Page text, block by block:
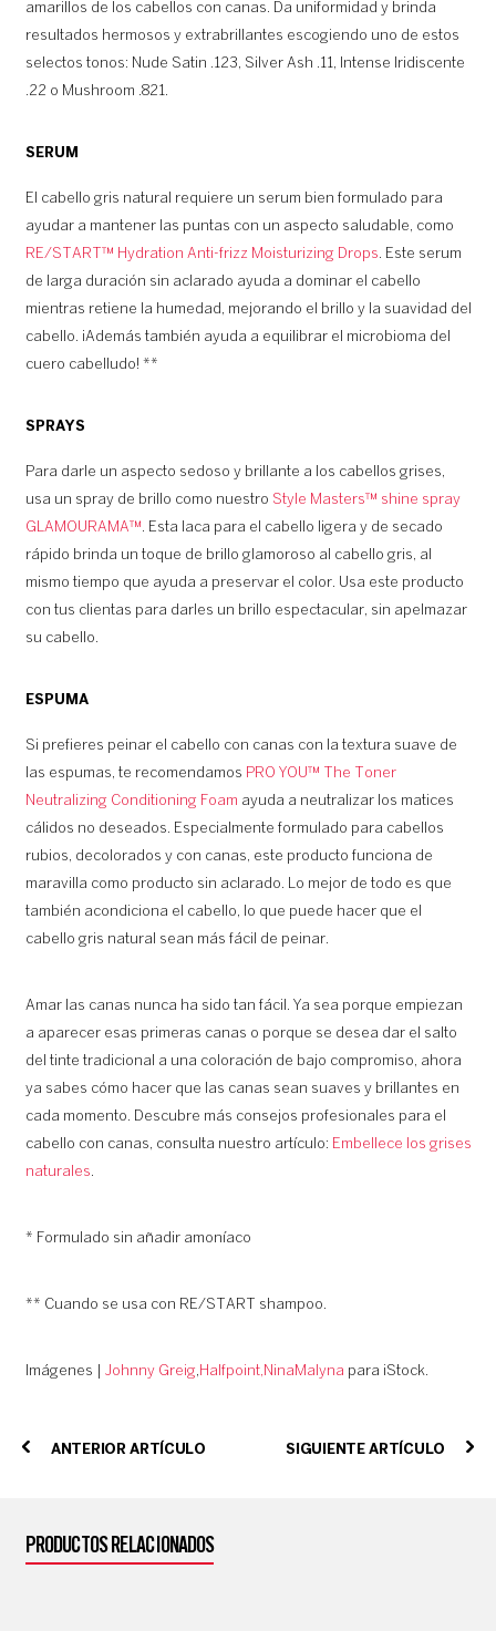
amarillos de los cabellos con canas. Da uniformidad y brinda
resultados hermosos y extrabrillantes escogiendo uno de estos
selectos tonos: Nude Satin .123, Silver Ash .11, Intense Iridiscente
.22 o Mushroom .821.
SERUM
El cabello gris natural requiere un serum bien formulado para
ayudar a mantener las puntas con un aspecto saludable, como
RE/START™ Hydration Anti-frizz Moisturizing Drops. Este serum
de larga duración sin aclarado ayuda a dominar el cabello
mientras retiene la humedad, mejorando el brillo y la suavidad del
cabello. ¡Además también ayuda a equilibrar el microbioma del
cuero cabelludo! **
SPRAYS
Para darle un aspecto sedoso y brillante a los cabellos grises,
usa un spray de brillo como nuestro Style Masters™ shine spray
GLAMOURAMA™. Esta laca para el cabello ligera y de secado
rápido brinda un toque de brillo glamoroso al cabello gris, al
mismo tiempo que ayuda a preservar el color. Usa este producto
con tus clientas para darles un brillo espectacular, sin apelmazar
su cabello.
ESPUMA
Si prefieres peinar el cabello con canas con la textura suave de
las espumas, te recomendamos PRO YOU™ The Toner
Neutralizing Conditioning Foam ayuda a neutralizar los matices
cálidos no deseados. Especialmente formulado para cabellos
rubios, decolorados y con canas, este producto funciona de
maravilla como producto sin aclarado. Lo mejor de todo es que
también acondiciona el cabello, lo que puede hacer que el
cabello gris natural sean más fácil de peinar.
Amar las canas nunca ha sido tan fácil. Ya sea porque empiezan
a aparecer esas primeras canas o porque se desea dar el salto
del tinte tradicional a una coloración de bajo compromiso, ahora
ya sabes cómo hacer que las canas sean suaves y brillantes en
cada momento. Descubre más consejos profesionales para el
cabello con canas, consulta nuestro artículo: Embellece los grises
naturales.
* Formulado sin añadir amoníaco
** Cuando se usa con RE/START shampoo.
Imágenes | Johnny Greig, Halfpoint,NinaMalyna para iStock.
ANTERIOR ARTÍCULO SIGUIENTE ARTÍCULO
PRODUCTOS RELACIONADOS